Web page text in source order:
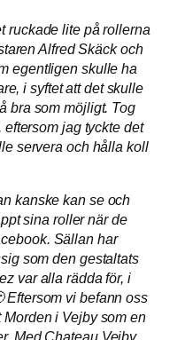
ruckade lite på rollerna
Alfred Skäck och
egentligen skulle ha
i syftet att det skulle
bra som möjligt. Tog
jag tyckte det
servera och hålla koll
kanske kan se och
sina roller när de
Sällan har
som den gestaltats
var alla rädda för, i
Eftersom vi befann oss
i Vejby som en
Med Chateau Vejby